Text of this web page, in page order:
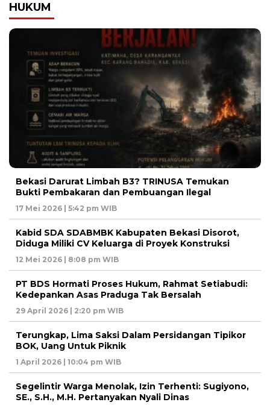
HUKUM
Bekasi Darurat Limbah B3? TRINUSA Temukan
Bukti Pembakaran dan Pembuangan Ilegal
17 Mei 2026 | 5:42 pm WIB
Kabid SDA SDABMBK Kabupaten Bekasi Disorot,
Diduga Miliki CV Keluarga di Proyek Konstruksi
12 Mei 2026 | 8:08 pm WIB
PT BDS Hormati Proses Hukum, Rahmat Setiabudi:
Kedepankan Asas Praduga Tak Bersalah
29 April 2026 | 2:20 pm WIB
Terungkap, Lima Saksi Dalam Persidangan Tipikor
BOK, Uang Untuk Piknik
1 April 2026 | 10:04 pm WIB
Segelintir Warga Menolak, Izin Terhenti: Sugiyono,
SE., S.H., M.H. Pertanyakan Nyali Dinas